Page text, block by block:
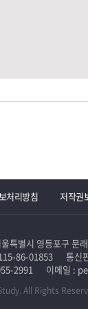
처리방침 저작권
특별시 영등포구 문
86-01853
통신
2991
이메일 :
All Rights